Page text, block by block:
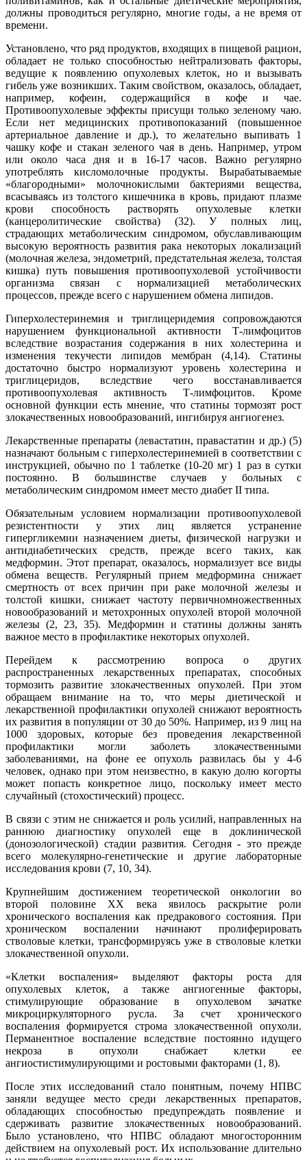
должны проводиться регулярно, многие годы, а не время от
времени.
Установлено, что ряд продуктов, входящих в пищевой рацион,
обладает не только способностью нейтрализовать факторы,
ведущие к появлению опухолевых клеток, но и вызывать
гибель уже возникших. Таким свойством, оказалось, обладает,
например, кофеин, содержащийся в кофе и чае.
Противоопухолевые эффекты присущи только зеленому чаю.
Если нет медицинских противопоказаний (повышенное
артериальное давление и др.), то желательно выпивать 1
чашку кофе и стакан зеленого чая в день. Например, утром
или около часа дня и в 16-17 часов. Важно регулярно
употреблять кисломолочные продукты. Вырабатываемые
«благородными» молочнокислыми бактериями вещества,
всасываясь из толстого кишечника в кровь, придают плазме
крови способность растворять опухолевые клетки
(канцеролитические свойства) (32). У полных лиц,
страдающих метаболическим синдромом, обуславливающим
высокую вероятность развития рака некоторых локализаций
(молочная железа, эндометрий, предстательная железа, толстая
кишка) путь повышения противоопухолевой устойчивости
организма связан с нормализацией метаболических
процессов, прежде всего с нарушением обмена липидов.
Гиперхолестеринемия и триглицеридемия сопровождаются
нарушением функциональной активности Т-лимфоцитов
вследствие возрастания содержания в них холестерина и
изменения текучести липидов мембран (4,14). Статины
достаточно быстро нормализуют уровень холестерина и
триглицеридов, вследствие чего восстанавливается
противоопухолевая активность Т-лимфоцитов. Кроме
основной функции есть мнение, что статины тормозят рост
злокачественных новообразований, ингибируя ангиогенез.
Лекарственные препараты (левастатин, правастатин и др.) (5)
назначают больным с гиперхолестеринемией в соответствии с
инструкцией, обычно по 1 таблетке (10-20 мг) 1 раз в сутки
постоянно. В большинстве случаев у больных с
метаболическим синдромом имеет место диабет II типа.
Обязательным условием нормализации противоопухолевой
резистентности у этих лиц является устранение
гипергликемии назначением диеты, физической нагрузки и
антидиабетических средств, прежде всего таких, как
медформин. Этот препарат, оказалось, нормализует все виды
обмена веществ. Регулярный прием медформина снижает
смертность от всех причин при раке молочной железы и
толстой кишки, снижает частоту первичномножественных
новообразований и метохронных опухолей второй молочной
железы (2, 23, 35). Медформин и статины должны занять
важное место в профилактике некоторых опухолей.
Перейдем к рассмотрению вопроса о других
распространенных лекарственных препаратах, способных
тормозить развитие злокачественных опухолей. При этом
обращаем внимание на то, что меры диетической и
лекарственной профилактики опухолей снижают вероятность
их развития в популяции от 30 до 50%. Например, из 9 лиц на
1000 здоровых, которые без проведения лекарственной
профилактики могли заболеть злокачественными
заболеваниями, на фоне ее опухоль развилась бы у 4-6
человек, однако при этом неизвестно, в какую долю когорты
может попасть конкретное лицо, поскольку имеет место
случайный (стохостический) процесс.
В связи с этим не снижается и роль усилий, направленных на
раннюю диагностику опухолей еще в доклинической
(донозологической) стадии развития. Сегодня - это прежде
всего молекулярно-генетические и другие лабораторные
исследования крови (7, 10, 34).
Крупнейшим достижением теоретической онкологии во
второй половине ХХ века явилось раскрытие роли
хронического воспаления как предракового состояния. При
хроническом воспалении начинают пролиферировать
стволовые клетки, трансформируясь уже в стволовые клетки
злокачественной опухоли.
«Клетки воспаления» выделяют факторы роста для
опухолевых клеток, а также ангиогенные факторы,
стимулирующие образование в опухолевом зачатке
микроциркуляторного русла. За счет хронического
воспаления формируется строма злокачественной опухоли.
Перманентное воспаление вследствие постоянно идущего
некроза в опухоли снабжает клетки ее
ангиостистимулирующими и ростовыми факторами (1, 8).
После этих исследований стало понятным, почему НПВС
заняли ведущее место среди лекарственных препаратов,
обладающих способностью предупреждать появление и
сдерживать развитие злокачественных новообразований.
Было установлено, что НПВС обладают многосторонним
действием на опухолевый рост. Их использование длительно